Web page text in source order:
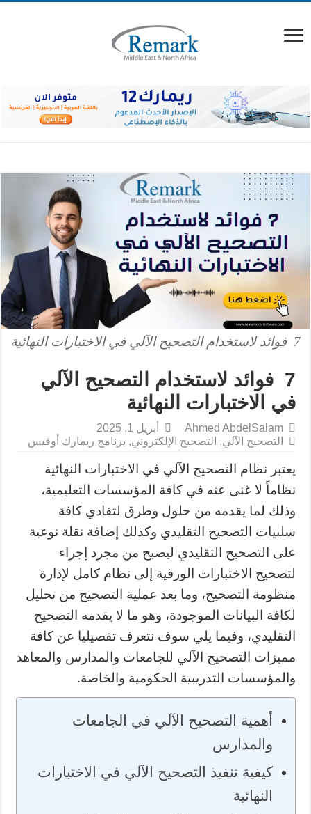
7 فوائد لاستخدام التصحيح الآلي في الاختبارات النهائية
7 فوائد لاستخدام التصحيح الآلي
في الاختبارات النهائية
Ahmed AbdelSalam
أبريل 1, 2025
التصحيح الآلي, التصحيح الإلكتروني, برنامج ريمارك أوفيس
يعتبر نظام التصحيح الآلي في الاختبارات النهائية
نظاماً لا غنى عنه في كافة المؤسسات التعليمية،
وذلك لما يقدمه من حلول وطرق لتفادي كافة
سلبيات التصحيح التقليدي وكذلك إضافة نقلة نوعية
على التصحيح التقليدي ليصبح من مجرد إجراء
لتصحيح الاختبارات الورقية إلى نظام كامل لإدارة
منظومة التصحيح، وما بعد عملية التصحيح من تحليل
لكافة البيانات الموجودة، وهو ما لا يقدمه التصحيح
التقليدي، وفيما يلي سوف نتعرف تفصيليا عن كافة
مميزات التصحيح الآلي للجامعات والمدارس والمعاهد
والمؤسسات التدريبية الحكومية والخاصة.
أهمية التصحيح الآلي في الجامعات
والمدارس
كيفية تنفيذ التصحيح الآلي في الاختبارات
النهائية